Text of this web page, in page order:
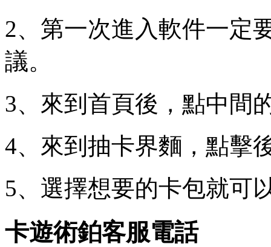
2、第一次進入軟件一定
議。
3、來到首頁後，點中間
4、來到抽卡界麵，點擊
5、選擇想要的卡包就可
卡遊術鉑客服電話